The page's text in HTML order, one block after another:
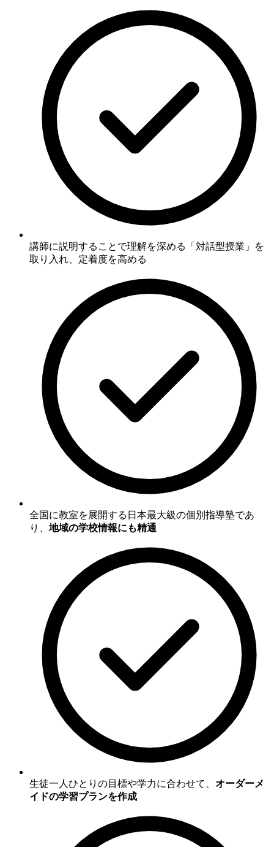
講師に説明することで理解を深める「対話型授業」を
取り入れ、定着度を高める
全国に教室を展開する日本最大級の個別指導塾であ
り、 地域の学校情報にも精通
生徒一人ひとりの目標や学力に合わせて、 オーダーメ
イドの学習プランを作成